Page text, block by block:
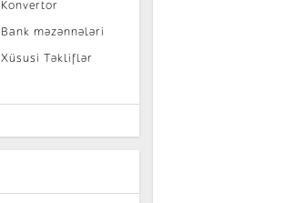
Konvertor
Bank məzənnələri
Xüsusi Təkliflər